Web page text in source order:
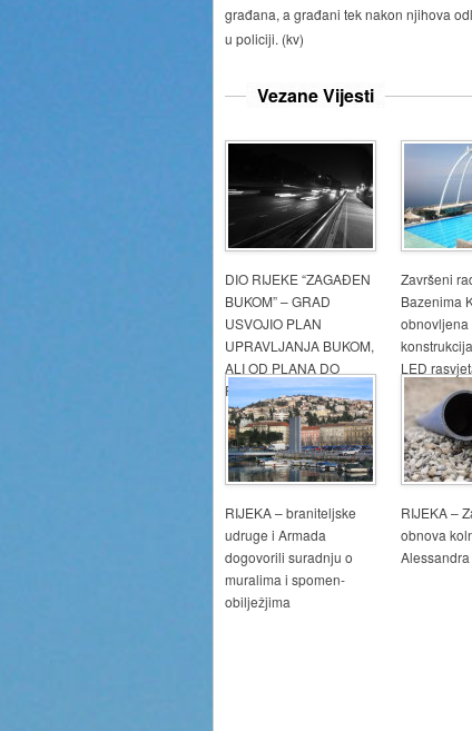
građana, a građani tek nakon njihova
u policiji. (kv)
Vezane Vijesti
DIO RIJEKE “ZAGAĐEN
BUKOM” – GRAD
USVOJIO PLAN
UPRAVLJANJA BUKOM,
ALI OD PLANA DO
REALIZACIJE…
Završeni
Bazenima
obnovljena
LED
RIJEKA – braniteljske
udruge i Armada
dogovorili suradnju o
muralima i spomen-
obilježjima
RIJEKA –
obnova